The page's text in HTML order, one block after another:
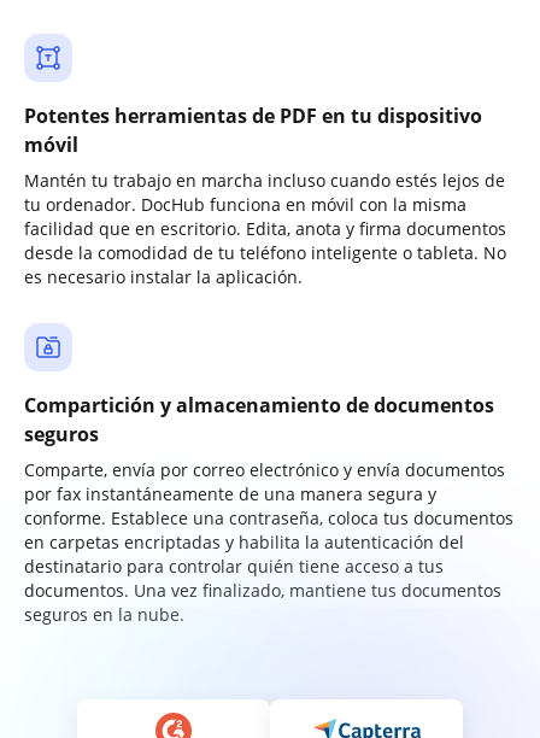
Potentes herramientas de PDF en tu dispositivo
móvil
Mantén tu trabajo en marcha incluso cuando estés lejos de
tu ordenador. DocHub funciona en móvil con la misma
facilidad que en escritorio. Edita, anota y firma documentos
desde la comodidad de tu teléfono inteligente o tableta. No
es necesario instalar la aplicación.
Compartición y almacenamiento de documentos
seguros
Comparte, envía por correo electrónico y envía documentos
por fax instantáneamente de una manera segura y
conforme. Establece una contraseña, coloca tus documentos
en carpetas encriptadas y habilita la autenticación del
destinatario para controlar quién tiene acceso a tus
documentos. Una vez finalizado, mantiene tus documentos
seguros en la nube.